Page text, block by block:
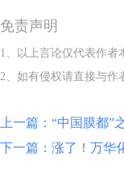
免责声明
1、以上言论仅代表作者
2、如有侵权请直接与作
上一篇：“中国膜都”
下一篇：涨了！万